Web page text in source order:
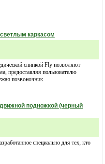
каркасом
спинкой Fly позволяют
предоставляя пользователю
позвоночник.
подножкой (черный
специально для тех, кто